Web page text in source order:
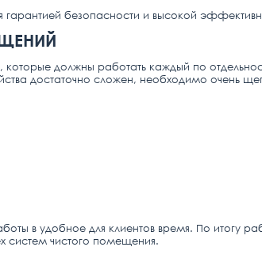
безопасности и высокой
которые должны работать каждый по
достаточно сложен, необходимо очень
в удобное для клиентов время. По итогу
систем чистого помещения.